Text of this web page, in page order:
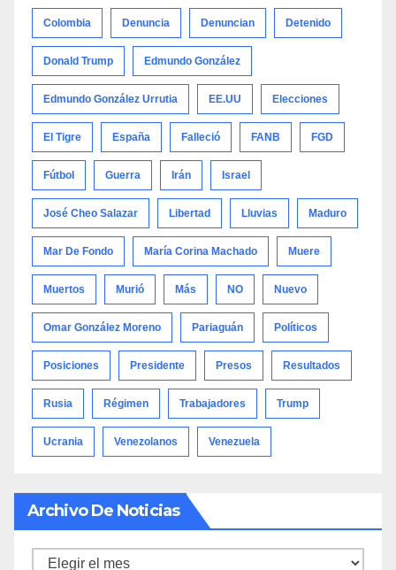
Colombia Denuncia Denuncian Detenido
Donald Trump Edmundo González
Edmundo González Urrutia EE.UU Elecciones
El Tigre España Falleció FANB FGD
Fútbol Guerra Irán Israel
José Cheo Salazar Libertad Lluvias Maduro
Mar De Fondo María Corina Machado Muere
Muertos Murió Más NO Nuevo
Omar González Moreno Pariaguán Políticos
Posiciones Presidente Presos Resultados
Rusia Régimen Trabajadores Trump
Ucrania Venezolanos Venezuela
Archivo De Noticias
Archivo